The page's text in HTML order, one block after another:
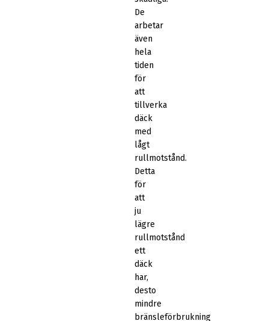
De
arbetar
även
hela
tiden
för
att
tillverka
däck
med
lågt
rullmotstånd.
Detta
för
att
ju
lägre
rullmotstånd
ett
däck
har,
desto
mindre
bränsleförbrukning